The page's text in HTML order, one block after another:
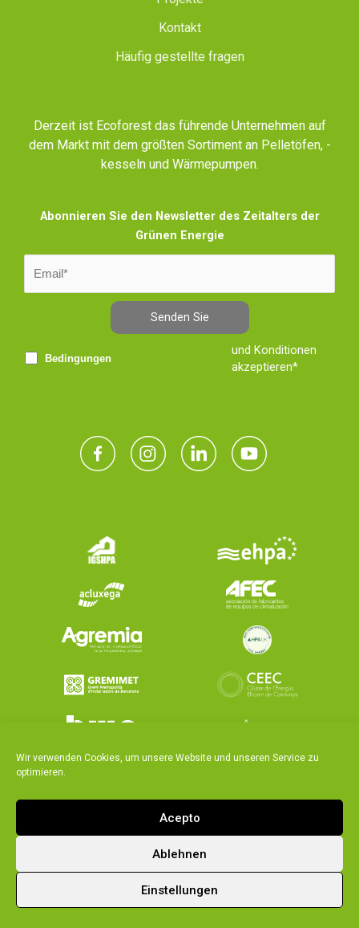
Wir verwenden Cookies, um unsere Website und unseren Service zu
optimieren.
Acepto
Ablehnen
Einstellungen
Kontakt
Häufig gestellte fragen
Derzeit ist Ecoforest das führende Unternehmen auf
dem Markt mit dem größten Sortiment an Pelletöfen, -
kesseln und Wärmepumpen.
Abonnieren Sie den Newsletter des Zeitalters der
Grünen Energie
Senden Sie
Bedingungen
und Konditionen
akzeptieren*
Integrated policy|Legal notice and privacy policy|
Cookies policy